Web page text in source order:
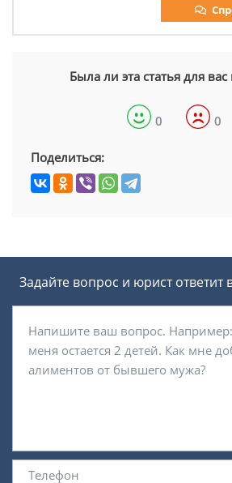
Была ли эта статья для
0 0
Поделиться:
Задайте вопрос и юрист ответит